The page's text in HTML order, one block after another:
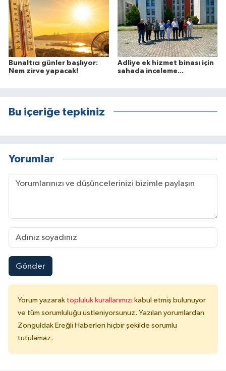
Bunaltıcı günler başlıyor:
Nem zirve yapacak!
Adliye ek hizmet binası için
sahada inceleme...
Bu içeriğe tepkiniz
Yorumlar
Gönder
Yorum yazarak topluluk kurallarımızı kabul etmiş bulunuyor
ve tüm sorumluluğu üstleniyorsunuz. Yazılan yorumlardan
Zonguldak Ereğli Haberleri hiçbir şekilde sorumlu
tutulamaz.